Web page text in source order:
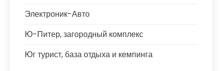
Электроник-Авто
Ю-Питер, загородный комплекс
Юг турист, база отдыха и кемпинга